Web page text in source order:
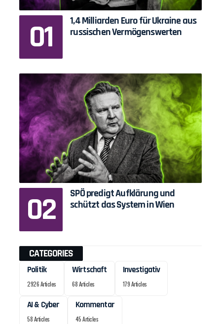
1,4 Milliarden Euro für Ukraine aus
russischen Vermögenswerten
SPÖ predigt Aufklärung und
schützt das System in Wien
CATEGORIES
Politik
2926 Articles
Wirtschaft
68 Articles
Investigativ
179 Articles
AI & Cyber
58 Articles
Kommentar
45 Articles